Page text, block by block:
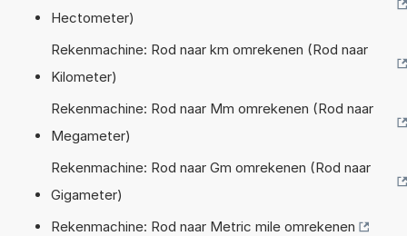
Hectometer)
Rekenmachine: Rod naar km omrekenen (Rod naar
Kilometer)
Rekenmachine: Rod naar Mm omrekenen (Rod naar
Megameter)
Rekenmachine: Rod naar Gm omrekenen (Rod naar
Gigameter)
Rekenmachine: Rod naar Metric mile omrekenen